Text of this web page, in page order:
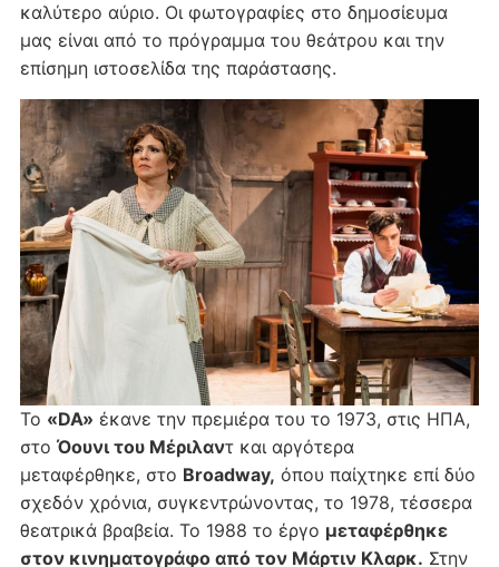
καλύτερο αύριο. Οι φωτογραφίες στο δημοσίευμα
μας είναι από το πρόγραμμα του θεάτρου και την
επίσημη ιστοσελίδα της παράστασης.
Το «DA» έκανε την πρεμιέρα του το 1973, στις ΗΠΑ,
στο Όουνι του Μέριλαντ και αργότερα
μεταφέρθηκε, στο Broadway, όπου παίχτηκε επί δύο
σχεδόν χρόνια, συγκεντρώνοντας, το 1978, τέσσερα
θεατρικά βραβεία. Το 1988 το έργο μεταφέρθηκε
στον κινηματογράφο από τον Μάρτιν Κλαρκ. Στην